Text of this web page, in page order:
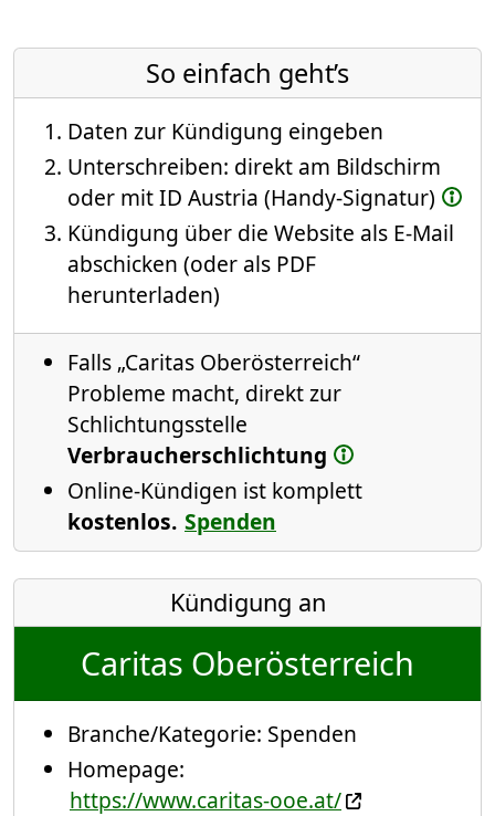
So einfach geht’s
Daten zur Kündigung eingeben
Unterschreiben: direkt am Bildschirm
oder mit ID Austria (Handy-Signatur)
Kündigung über die Website als E-Mail
abschicken (oder als PDF
herunterladen)
Falls „Caritas Oberösterreich“
Probleme macht, direkt zur
Schlichtungsstelle
Verbraucherschlichtung
Online-Kündigen ist komplett
kostenlos. Spenden
Kündigung an
Caritas Oberösterreich
Branche/Kategorie: Spenden
Homepage:
https://www.caritas-ooe.at/